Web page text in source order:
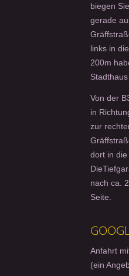
biegen
gerade
links in
200m
Von der
in
zur
dort in die
nach ca.
Seite.
Anfahrt
(ein